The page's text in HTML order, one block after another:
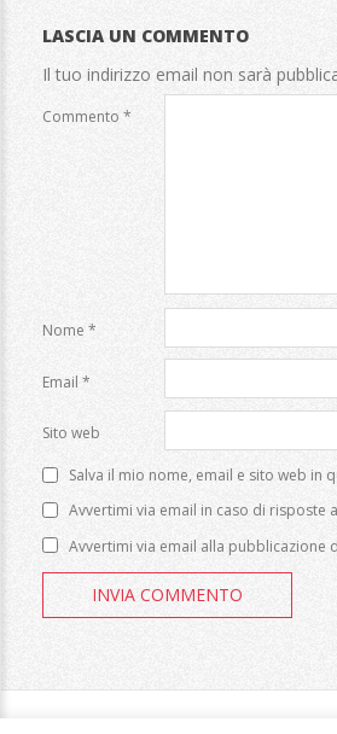
LASCIA UN COMMENTO
Il tuo indirizzo email non sarà
Commento *
Nome *
Email *
Sito web
Salva il mio nome, email e sito web
Avvertimi via email in caso di risposte
Avvertimi via email alla pubblicazione